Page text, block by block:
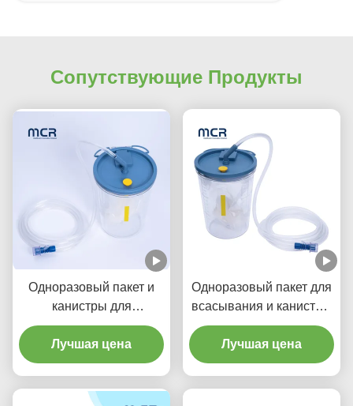
Сопутствующие Продукты
Одноразовый пакет и
канистры для
клинических процедур
Лучшая цена
Одноразовый пакет для
всасывания и канистры
1500cc/2500cc с
затвердителем
Лучшая цена